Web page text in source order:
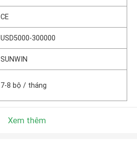
CE
USD5000-300000
SUNWIN
7-8 bộ / tháng
Xem thêm